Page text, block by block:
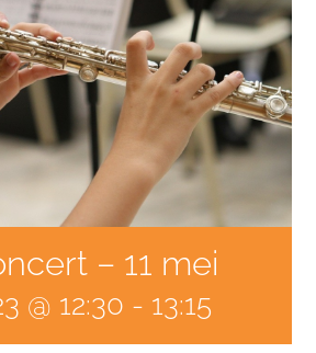
– 11 mei
@ 12:30 - 13:15